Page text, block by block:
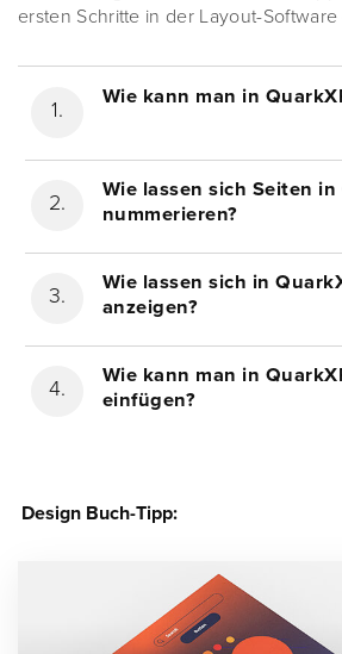
ersten Schritte in der Layout-Software
Wie kann man in
Wie lassen sich Seiten
nummerieren?
Wie lassen sich in
anzeigen?
Wie kann man in
einfügen?
Design Buch-Tipp: